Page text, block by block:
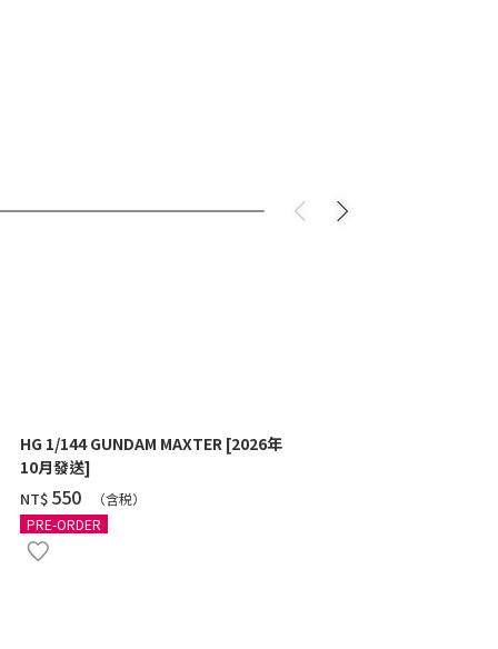
HG 1/144 GUNDAM MAXTER [2026年
10月發送]
NT$ ‌550
（含税）
PRE-ORDER